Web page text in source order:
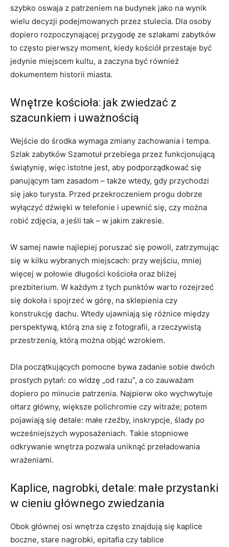
szybko oswaja z patrzeniem na budynek jako na wynik
wielu decyzji podejmowanych przez stulecia. Dla osoby
dopiero rozpoczynającej przygodę ze szlakami zabytków
to często pierwszy moment, kiedy kościół przestaje być
jedynie miejscem kultu, a zaczyna być również
dokumentem historii miasta.
Wnętrze kościoła: jak zwiedzać z
szacunkiem i uważnością
Wejście do środka wymaga zmiany zachowania i tempa.
Szlak zabytków Szamotuł przebiega przez funkcjonującą
świątynię, więc istotne jest, aby podporządkować się
panującym tam zasadom – także wtedy, gdy przychodzi
się jako turysta. Przed przekroczeniem progu dobrze
wyłączyć dźwięki w telefonie i upewnić się, czy można
robić zdjęcia, a jeśli tak – w jakim zakresie.
W samej nawie najlepiej poruszać się powoli, zatrzymując
się w kilku wybranych miejscach: przy wejściu, mniej
więcej w połowie długości kościoła oraz bliżej
prezbiterium. W każdym z tych punktów warto rozejrzeć
się dokoła i spojrzeć w górę, na sklepienia czy
konstrukcję dachu. Wtedy ujawniają się różnice między
perspektywą, którą zna się z fotografii, a rzeczywistą
przestrzenią, którą można objąć wzrokiem.
Dla początkujących pomocne bywa zadanie sobie dwóch
prostych pytań: co widzę „od razu”, a co zauważam
dopiero po minucie patrzenia. Najpierw oko wychwytuje
ołtarz główny, większe polichromie czy witraże; potem
pojawiają się detale: małe rzeźby, inskrypcje, ślady po
wcześniejszych wyposażeniach. Takie stopniowe
odkrywanie wnętrza pozwala uniknąć przeładowania
wrażeniami.
Kaplice, nagrobki, detale: małe przystanki
w cieniu głównego zwiedzania
Obok głównej osi wnętrza często znajdują się kaplice
boczne, stare nagrobki, epitafia czy tablice